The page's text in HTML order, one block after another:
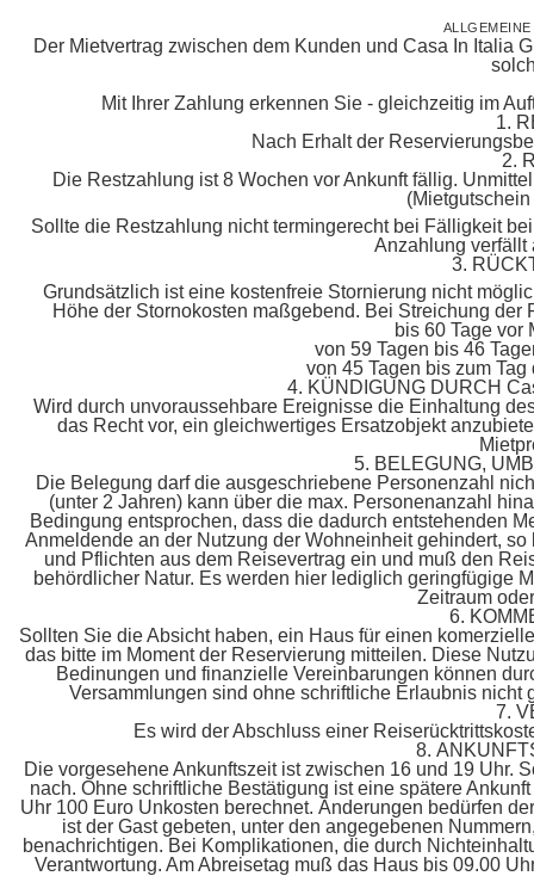
Der Mietvertrag zwischen dem Kunden und Casa In Italia
Mit Ihrer Zahlung erkennen Sie - gleichzeitig im
1.
Nach Erhalt der
2.
Die Restzahlung ist 8 Wochen vor Ankunft fällig.
Sollte die Restzahlung nicht termingerecht bei Fälligkeit
Anzahlung verfällt
3.
Grundsätzlich ist eine kostenfreie Stornierung nicht
Höhe der Stornokosten maßgebend. Bei Streichung
bis 60 Tage vor
von 59 Tagen bis 46
von 45 Tagen bis zum
4. KÜNDIGUNG DURCH
Wird durch unvoraussehbare Ereignisse die Einhaltung
das Recht vor, ein gleichwertiges Ersatzobjekt
5. BELEGUNG,
Die Belegung darf die ausgeschriebene Personenzahl
(unter 2 Jahren) kann über die max. Personenanzahl
Bedingung entsprochen, dass die dadurch entstehenden
Anmeldende an der Nutzung der Wohneinheit gehindert,
und Pflichten aus dem Reisevertrag ein und muß den
behördlicher Natur. Es werden hier lediglich geringfügige
Zeitraum
6.
Sollten Sie die Absicht haben, ein Haus für einen
das bitte im Moment der Reservierung mitteilen. Diese
Bedinungen und finanzielle Vereinbarungen können
Versammlungen sind ohne schriftliche Erlaubnis nicht
7.
Es wird der Abschluss einer
8.
Die vorgesehene Ankunftszeit ist zwischen 16 und 19 Uhr.
nach. Ohne schriftliche Bestätigung ist eine spätere
Uhr 100 Euro Unkosten berechnet. Änderungen bedürfen
ist der Gast gebeten, unter den angegebenen
benachrichtigen. Bei Komplikationen, die durch
Verantwortung. Am Abreisetag muß das Haus bis 09.00